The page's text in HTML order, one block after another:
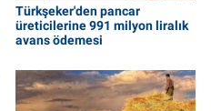
Türkşeker'den pancar
üreticilerine 991 milyon liralık
avans ödemesi